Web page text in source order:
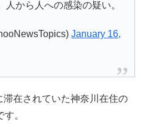
から人への感染の疑い。
January 16,
在されていた神奈川在住の
。